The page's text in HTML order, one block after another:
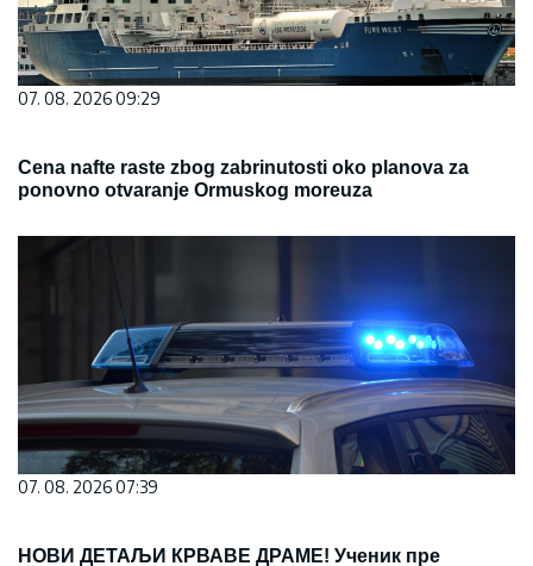
07. 08. 2026 09:29
Cena nafte raste zbog zabrinutosti oko planova za
ponovno otvaranje Ormuskog moreuza
07. 08. 2026 07:39
НОВИ ДЕТАЉИ КРВАВЕ ДРАМЕ! Ученик пре